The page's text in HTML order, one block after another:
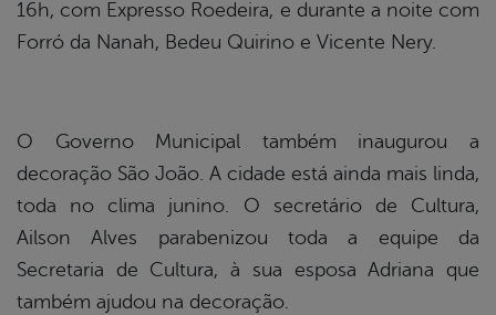
16h, com Expresso Roedeira, e durante a noite com
Forró da Nanah, Bedeu Quirino e Vicente Nery.
O Governo Municipal também inaugurou a
decoração São João. A cidade está ainda mais linda,
toda no clima junino. O secretário de Cultura,
Ailson Alves parabenizou toda a equipe da
Secretaria de Cultura, à sua esposa Adriana que
também ajudou na decoração.